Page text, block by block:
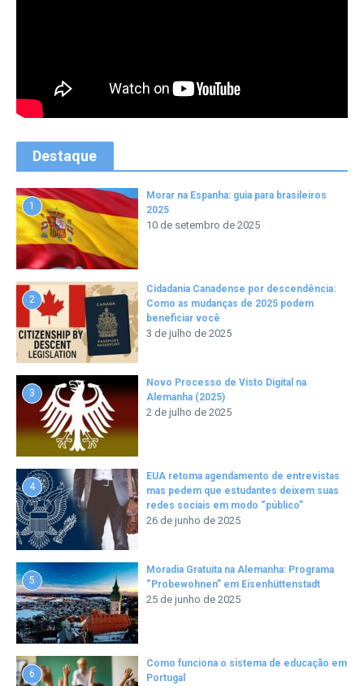
Destaque
1
Morar na Espanha: guia para brasileiros
2025
10 de setembro de 2025
2
Cidadania Canadense por descendência:
Como as mudanças de 2025 podem
beneficiar você
3 de julho de 2025
3
Novo Processo de Visto Digital na
Alemanha (2025)
2 de julho de 2025
4
EUA retoma agendamento de entrevistas
mas pedem que estudantes deixem suas
redes sociais em modo “público”
26 de junho de 2025
5
Moradia Gratuita na Alemanha: Programa
“Probewohnen” em Eisenhüttenstadt
25 de junho de 2025
6
Como funciona o sistema de educação em
Portugal